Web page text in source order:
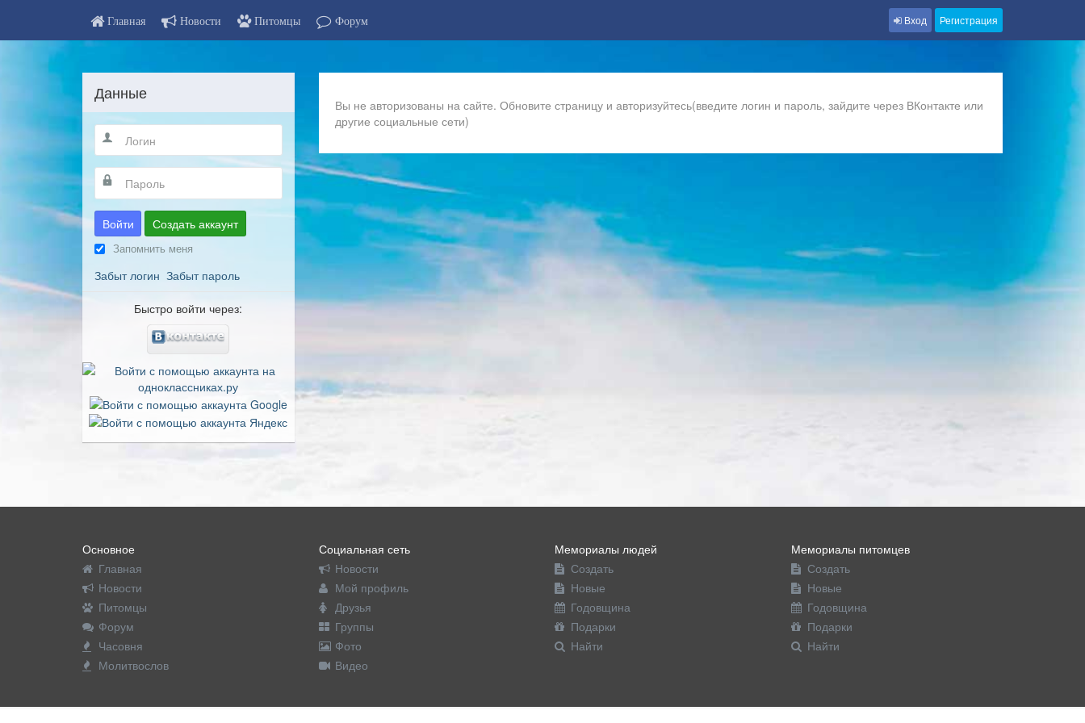
Главная Новости Питомцы Форум Вход Регистрация
Вы не авторизованы на сайте. Обновите страницу и авторизуйтесь(введите логин и пароль, зайдите через ВКонтакте или
другие социальные сети)
Данные
Войти Создать аккаунт
Запомнить меня
Забыт логин Забыт пароль
Быстро войти через:
Основное
Главная
Новости
Питомцы
Форум
Часовня
Молитвослов
Социальная сеть
Новости
Мой профиль
Друзья
Группы
Фото
Видео
Мемориалы людей
Создать
Новые
Годовщина
Подарки
Найти
Мемориалы питомцев
Создать
Новые
Годовщина
Подарки
Найти